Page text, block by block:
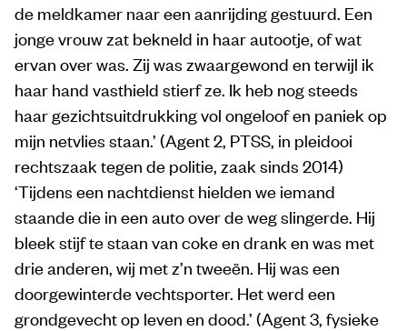
de meldkamer naar een aanrijding gestuurd. Een
jonge vrouw zat bekneld in haar autootje, of wat
ervan over was. Zij was zwaargewond en terwijl ik
haar hand vasthield stierf ze. Ik heb nog steeds
haar gezichtsuitdrukking vol ongeloof en paniek op
mijn netvlies staan.’ (Agent 2, PTSS, in pleidooi
rechtszaak tegen de politie, zaak sinds 2014)
‘Tijdens een nachtdienst hielden we iemand
staande die in een auto over de weg slingerde. Hij
bleek stijf te staan van coke en drank en was met
drie anderen, wij met z’n tweeën. Hij was een
doorgewinterde vechtsporter. Het werd een
grondgevecht op leven en dood.’ (Agent 3, fysieke